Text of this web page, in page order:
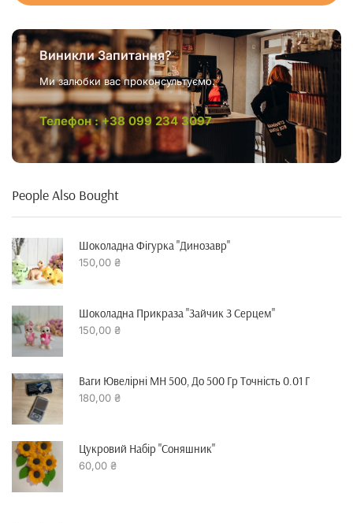
Виникли Запитання?
Ми залюбки вас проконсультуємо.
Телефон : +38 099 234 3097
People Also Bought
Шоколадна Фігурка "динозавр"
150,00 ₴
Шоколадна Прикраза "зайчик З Серцем"
150,00 ₴
Ваги Ювелірні MH 500, До 500 Гр Точність 0.01 Г
180,00 ₴
Цукровий Набір "Соняшник"
60,00 ₴